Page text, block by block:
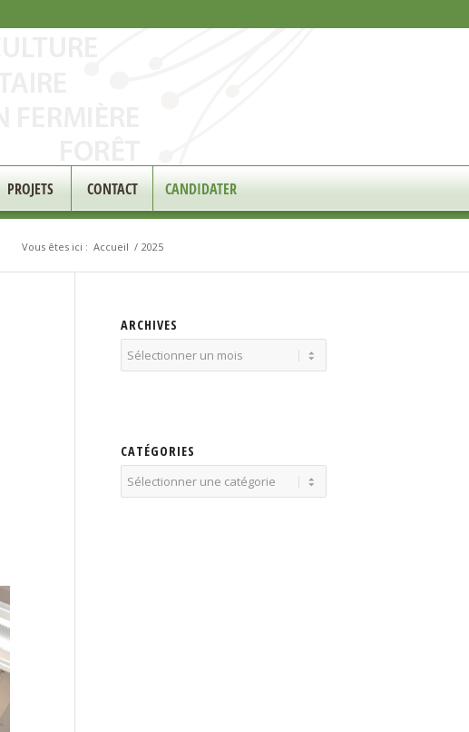
PROJETS CONTACT CANDIDATER
Vous êtes ici : Accueil / 2025
ARCHIVES
CATÉGORIES
Catégories